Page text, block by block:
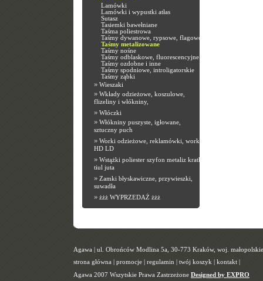
Lamówki
Lamówki i wypustki atłas
Sutasz
Tasiemki bawełniane
Taśma poliestrowa
Taśmy dywanowe, rypsowe, flagowe
Taśmy metalizowane
Taśmy nośne
Taśmy odblaskowe, fluorescencyjne
Taśmy ozdobne i inne
Taśmy spodniowe, introligatorskie
Taśmy ząbki
» Wieszaki
» Wkłady odzieżowe, koszulowe,
flizeliny i włókniny,
» Włóczki
» Włókniny puszyste, igłowane,
sztuczny puch
» Worki odzieżowe, reklamówki, worki
HD LD
» Wstążki poliester szyfon metaliz kratka
tiul juta
» Zamki błyskawiczne, przywieszki,
suwadła
» żżż WYPRZEDAŻ żżż
Agawa | ul. Obrońców Modlina 5a, 30-773 Kraków, woj.
strona główna
promocje regulamin twój koszyk kontakt
Agawa 2007 Wszytskie Prawa Zastrzeżone Designed by EXPRO